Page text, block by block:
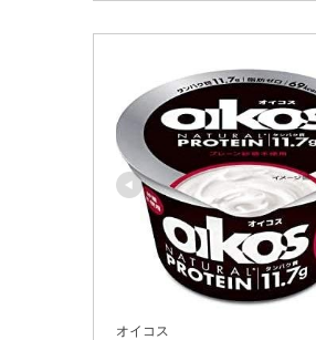
オイコス